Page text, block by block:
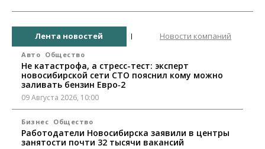
Лента новостей Новости компаний
Авто Общество
Не катастрофа, а стресс-тест: эксперт
новосибирской сети СТО пояснил кому можно
заливать бензин Евро‑2
09 Августа 2026, 10:00
Бизнес Общество
Работодатели Новосибирска заявили в центры
занятости почти 32 тысячи вакансий